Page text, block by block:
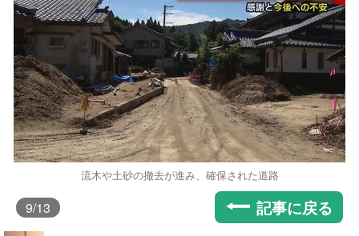
流木や土砂の撤去が進み、確保された道路
9/13 記事に戻る